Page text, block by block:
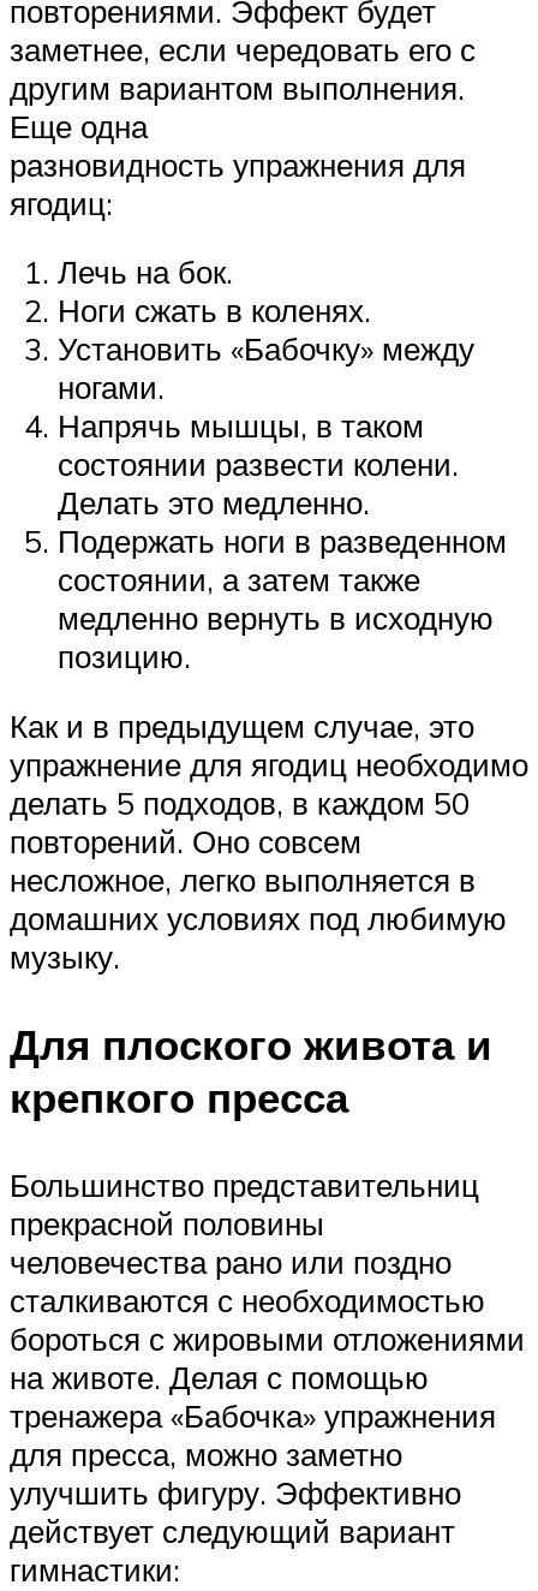
повторениями. Эффект будет
заметнее, если чередовать его с
другим вариантом выполнения.
Еще одна
разновидность упражнения для
ягодиц:
Лечь на бок.
Ноги сжать в коленях.
Установить «Бабочку» между
ногами.
Напрячь мышцы, в таком
состоянии развести колени.
Делать это медленно.
Подержать ноги в разведенном
состоянии, а затем также
медленно вернуть в исходную
позицию.
Как и в предыдущем случае, это
упражнение для ягодиц необходимо
делать 5 подходов, в каждом 50
повторений. Оно совсем
несложное, легко выполняется в
домашних условиях под любимую
музыку.
Для плоского живота и
крепкого пресса
Большинство представительниц
прекрасной половины
человечества рано или поздно
сталкиваются с необходимостью
бороться с жировыми отложениями
на животе. Делая с помощью
тренажера «Бабочка» упражнения
для пресса, можно заметно
улучшить фигуру. Эффективно
действует следующий вариант
гимнастики: